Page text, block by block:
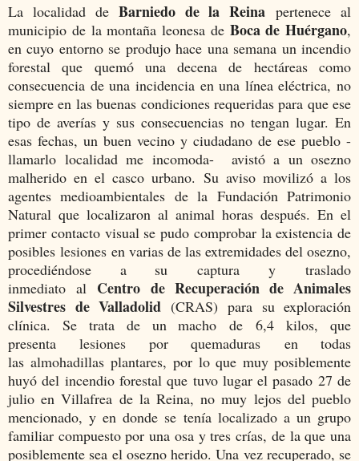
La localidad de Barniedo de la Reina pertenece al
municipio de la montaña leonesa de Boca de Huérgano,
en cuyo entorno se produjo hace una semana un incendio
forestal que quemó una decena de hectáreas como
consecuencia de una incidencia en una línea eléctrica, no
siempre en las buenas condiciones requeridas para que ese
tipo de averías y sus consecuencias no tengan lugar. En
esas fechas, un buen vecino y ciudadano de ese pueblo -
llamarlo localidad me incomoda- avistó a un osezno
malherido en el casco urbano. Su aviso movilizó a los
agentes medioambientales de la Fundación Patrimonio
Natural que localizaron al animal horas después. En el
primer contacto visual se pudo comprobar la existencia de
posibles lesiones en varias de las extremidades del osezno,
procediéndose a su capturaytraslado
inmediato al Centro de Recuperación de Animales
Silvestres de Valladolid (CRAS) para su exploración
clínica. Se trata de un macho de6,4 kilos, que
presentalesiones por quemaduras en todas
lasalmohadillas plantares, por lo que muy posiblemente
huyó del incendio forestal que tuvo lugar el pasado 27 de
julio en Villafrea de la Reina, no muy lejos del pueblo
mencionado, y en donde se tenía localizado a un grupo
familiar compuesto por una osa y tres crías, de la que una
posiblemente sea el osezno herido. Una vez recuperado, se